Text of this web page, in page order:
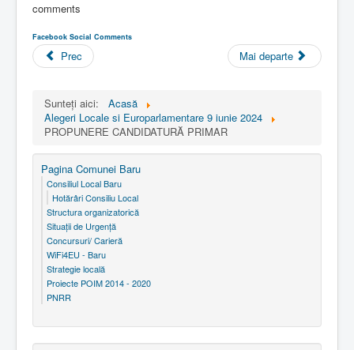
comments
Facebook Social Comments
Prec Mai departe
Sunteți aici:
Acasă
Alegeri Locale si Europarlamentare 9 iunie 2024
PROPUNERE CANDIDATURĂ PRIMAR
Pagina Comunei Baru
Consiliul Local Baru
Hotărâri Consiliu Local
Structura organizatorică
Situaţii de Urgenţă
Concursuri/ Carieră
WiFi4EU - Baru
Strategie locală
Proiecte POIM 2014 - 2020
PNRR